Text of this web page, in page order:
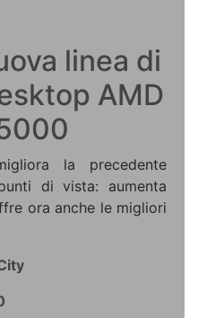
linea di
AMD
la precedente
di vista: aumenta
ora anche le migliori